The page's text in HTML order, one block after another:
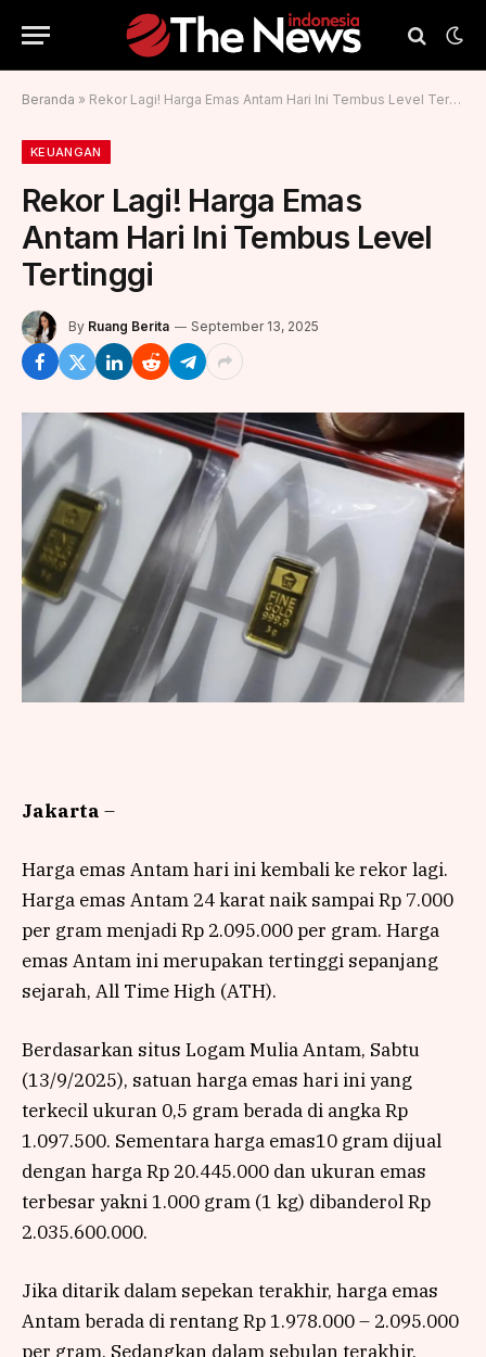
Beranda » Rekor Lagi! Harga Emas Antam Hari Ini Tembus Level Tertinggi
KEUANGAN
Rekor Lagi! Harga Emas
Antam Hari Ini Tembus Level
Tertinggi
By Ruang Berita September 13, 2025
Jakarta –
Harga emas Antam hari ini kembali ke rekor lagi.
Harga emas Antam 24 karat naik sampai Rp 7.000
per gram menjadi Rp 2.095.000 per gram. Harga
emas Antam ini merupakan tertinggi sepanjang
sejarah, All Time High (ATH).
Berdasarkan situs Logam Mulia Antam, Sabtu
(13/9/2025), satuan harga emas hari ini yang
terkecil ukuran 0,5 gram berada di angka Rp
1.097.500. Sementara harga emas10 gram dijual
dengan harga Rp 20.445.000 dan ukuran emas
terbesar yakni 1.000 gram (1 kg) dibanderol Rp
2.035.600.000.
Jika ditarik dalam sepekan terakhir, harga emas
Antam berada di rentang Rp 1.978.000 – 2.095.000
per gram. Sedangkan dalam sebulan terakhir,